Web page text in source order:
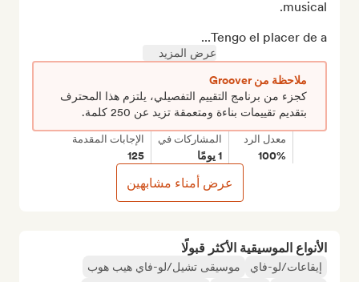
الأنواع الموسيقية الأكثر قبولًا
إيقاعات/لو-فاي
موسيقى تشيل/لو-فاي هيب هوب
Tengo el placer de a...
عرض المزيد
ملاحظة من Groover
كجزء من برنامج التقييم التفصيلي، يلتزم هذا المحترف
بتقديم تقييمات بناءة ومتعمقة تزيد عن 250 كلمة.
معدل الرد
100%
المشاركات في
1 يومًا
الإجابات المقدمة
125
عرض أمناء مشابهين